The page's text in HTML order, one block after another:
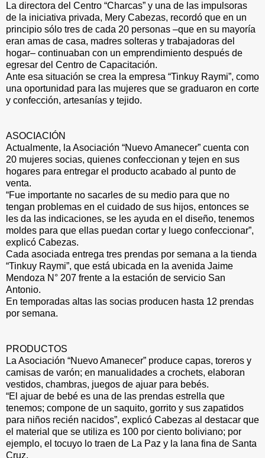
La directora del Centro “Charcas” y una de las impulsoras
de la iniciativa privada, Mery Cabezas, recordó que en un
principio sólo tres de cada 20 personas –que en su mayoría
eran amas de casa, madres solteras y trabajadoras del
hogar– continuaban con un emprendimiento después de
egresar del Centro de Capacitación.
Ante esa situación se crea la empresa “Tinkuy Raymi”, como
una oportunidad para las mujeres que se graduaron en corte
y confección, artesanías y tejido.
ASOCIACIÓN
Actualmente, la Asociación “Nuevo Amanecer” cuenta con
20 mujeres socias, quienes confeccionan y tejen en sus
hogares para entregar el producto acabado al punto de
venta.
“Fue importante no sacarles de su medio para que no
tengan problemas en el cuidado de sus hijos, entonces se
les da las indicaciones, se les ayuda en el diseño, tenemos
moldes para que ellas puedan cortar y luego confeccionar”,
explicó Cabezas.
Cada asociada entrega tres prendas por semana a la tienda
“Tinkuy Raymi”, que está ubicada en la avenida Jaime
Mendoza N° 207 frente a la estación de servicio San
Antonio.
En temporadas altas las socias producen hasta 12 prendas
por semana.
PRODUCTOS
La Asociación “Nuevo Amanecer” produce capas, toreros y
camisas de varón; en manualidades a crochets, elaboran
vestidos, chambras, juegos de ajuar para bebés.
“El ajuar de bebé es una de las prendas estrella que
tenemos; compone de un saquito, gorrito y sus zapatidos
para niños recién nacidos”, explicó Cabezas al destacar que
el material que se utiliza es 100 por ciento boliviano; por
ejemplo, el tocuyo lo traen de La Paz y la lana fina de Santa
Cruz.